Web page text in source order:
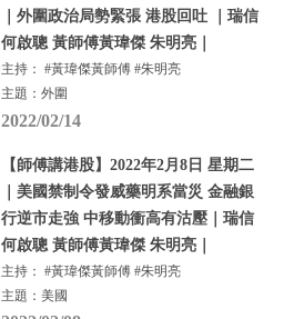
｜外圍政治局勢緊張 港股回吐 ｜瑞信
何啟聰 黃師傅黃瑋傑 朱明亮｜
主持： #黃瑋傑黃師傅 #朱明亮
主題：外圍
2022/02/14
【師傅講港股】2022年2月8日 星期二
｜美國禁制令發威藥明系當災 金融銀
行逆市走強 中移動衝高有沽壓｜瑞信
何啟聰 黃師傅黃瑋傑 朱明亮｜
主持： #黃瑋傑黃師傅 #朱明亮
主題：美國